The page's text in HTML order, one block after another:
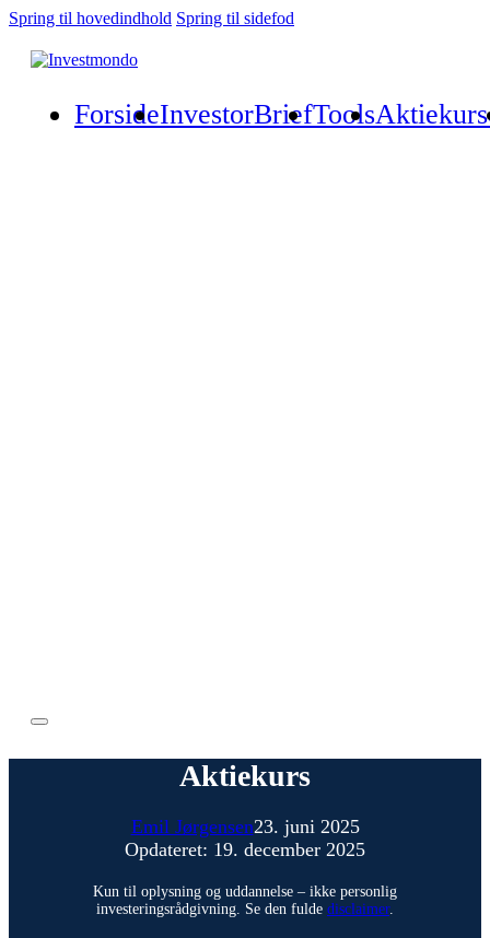
Spring til hovedindhold Spring til sidefod
ForsideInvestorBriefTools
Aktiekurs
Emil Jørgensen23. juni 2025
Opdateret: 19. december 2025
Kun til oplysning og uddannelse – ikke personlig
investeringsrådgivning. Se den fulde disclaimer.